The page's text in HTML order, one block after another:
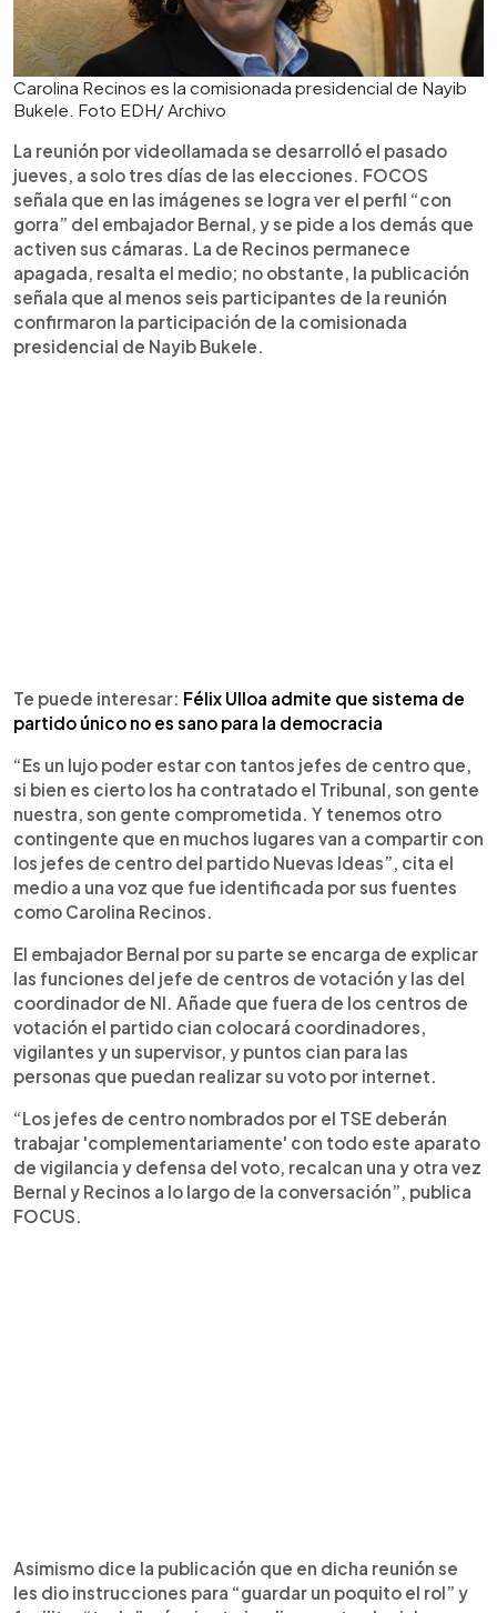
Carolina Recinos es la comisionada presidencial de Nayib
Bukele. Foto EDH/ Archivo
La reunión por videollamada se desarrolló el pasado
jueves, a solo tres días de las elecciones. FOCOS
señala que en las imágenes se logra ver el perfil “con
gorra” del embajador Bernal, y se pide a los demás que
activen sus cámaras. La de Recinos permanece
apagada, resalta el medio; no obstante, la publicación
señala que al menos seis participantes de la reunión
confirmaron la participación de la comisionada
presidencial de Nayib Bukele.
Te puede interesar: Félix Ulloa admite que sistema de
partido único no es sano para la democracia
“Es un lujo poder estar con tantos jefes de centro que,
si bien es cierto los ha contratado el Tribunal, son gente
nuestra, son gente comprometida. Y tenemos otro
contingente que en muchos lugares van a compartir con
los jefes de centro del partido Nuevas Ideas”, cita el
medio a una voz que fue identificada por sus fuentes
como Carolina Recinos.
El embajador Bernal por su parte se encarga de explicar
las funciones del jefe de centros de votación y las del
coordinador de NI. Añade que fuera de los centros de
votación el partido cian colocará coordinadores,
vigilantes y un supervisor, y puntos cian para las
personas que puedan realizar su voto por internet.
“Los jefes de centro nombrados por el TSE deberán
trabajar 'complementariamente' con todo este aparato
de vigilancia y defensa del voto, recalcan una y otra vez
Bernal y Recinos a lo largo de la conversación”, publica
FOCUS.
Asimismo dice la publicación que en dicha reunión se
les dio instrucciones para “guardar un poquito el rol” y